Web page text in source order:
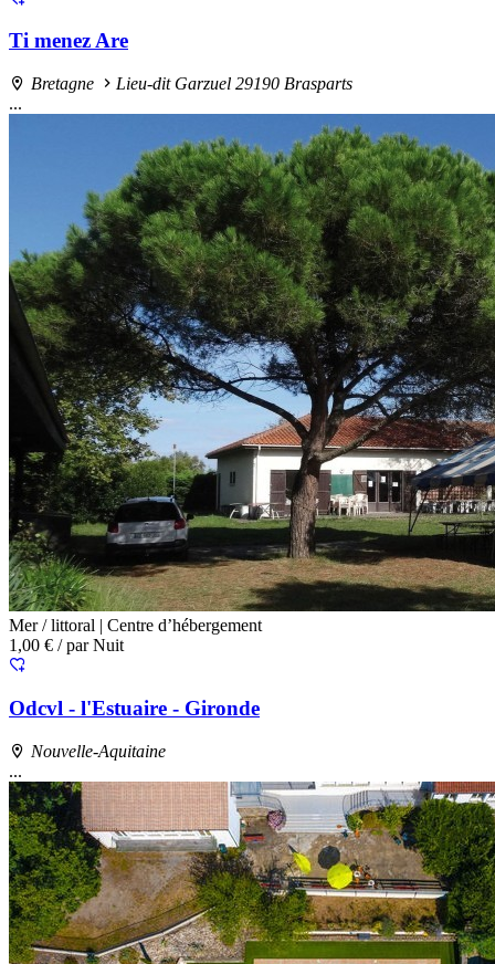
Ti menez Are
Bretagne
Lieu-dit Garzuel 29190 Brasparts
...
Mer / littoral | Centre d’hébergement
1,00 € / par Nuit
Odcvl - l'Estuaire - Gironde
Nouvelle-Aquitaine
...